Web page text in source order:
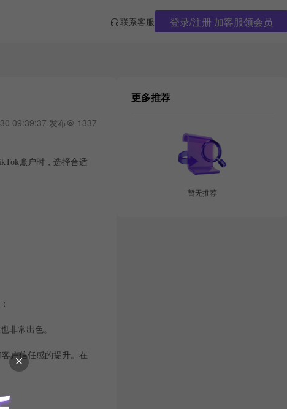
联系客服 登录/注册 加客服领会员
09:39:37 发布 1337
账户时，选择合适
非常出色。
户信任感的提升。在
更多推荐
暂无推荐